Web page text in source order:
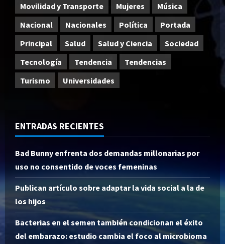
Movilidad y Transporte
Mujeres
Música
Nacional
Nacionales Política
Portada
Principal
Salud Salud y Ciencia
Sociedad
Tecnología
Tendencia
Tendencias
Turismo
Universidades
ENTRADAS RECIENTES
Bad Bunny enfrenta dos demandas millonarias por
uso no consentido de voces femeninas
Publican artículo sobre adaptar la vida social a la de
los hijos
Bacterias en el semen también condicionan el éxito
del embarazo: estudio cambia el foco al microbioma